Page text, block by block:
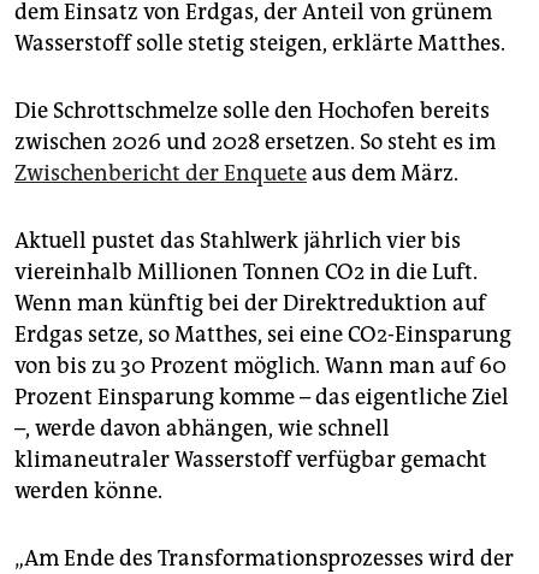
dem Einsatz von Erdgas, der Anteil von grünem
Wasserstoff solle stetig steigen, erklärte Matthes.
Die Schrottschmelze solle den Hochofen bereits
zwischen 2026 und 2028 ersetzen. So steht es im
Zwischenbericht der Enqueteaus dem März.
Aktuell pustet das Stahlwerk jährlich vier bis
viereinhalb Millionen Tonnen CO2 in die Luft.
Wenn man künftig bei der Direktreduktion auf
Erdgas setze, so Matthes, sei eine CO2-Einsparung
von bis zu 30 Prozent möglich. Wann man auf 60
Prozent Einsparung komme – das eigentliche Ziel
–, werde davon abhängen, wie schnell
klimaneutraler Wasserstoff verfügbar gemacht
werden könne.
„Am Ende des Transformationsprozesses wird der